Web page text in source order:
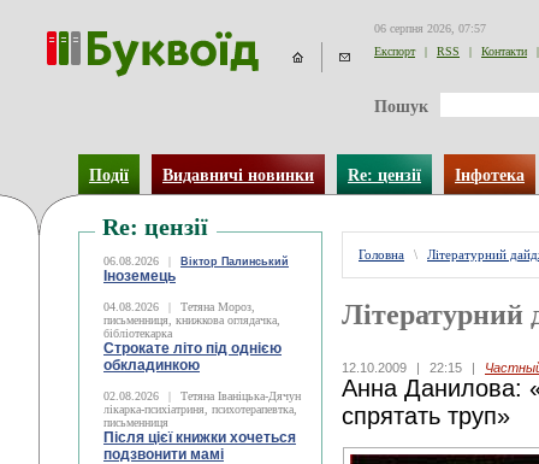
06 серпня 2026, 07:57
Експорт
| RSS | Контакти |
Пошук
Події Видавничі новинки Re: цензії Інфотека
Re: цензії
06.08.2026 | Віктор Палинський
Іноземець
04.08.2026 |
Тетяна Мороз,
письменниця, книжкова оглядачка,
бібліотекарка
Строкате літо під однією
обкладинкою
02.08.2026 |
Тетяна Іваніцька-Дячун
лікарка-психіатриня, психотерапевтка,
письменниця
Після цієї книжки хочеться
подзвонити мамі
Головна \ Літературний
Літературний
12.10.2009 | 22:15 |
Анна Данилова:
спрятать труп»